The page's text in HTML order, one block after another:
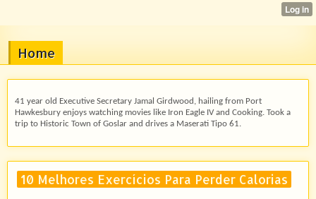
Home
41 year old Executive Secretary Jamal Girdwood, hailing from Port
Hawkesbury enjoys watching movies like Iron Eagle IV and Cooking. Took a
trip to Historic Town of Goslar and drives a Maserati Tipo 61.
10 Melhores Exercícios Para Perder Calorias